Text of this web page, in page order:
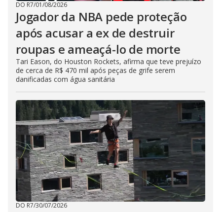
DO R7/01/08/2026
Jogador da NBA pede proteção
após acusar a ex de destruir
roupas e ameaçá-lo de morte
Tari Eason, do Houston Rockets, afirma que teve prejuízo
de cerca de R$ 470 mil após peças de grife serem
danificadas com água sanitária
DO R7/30/07/2026